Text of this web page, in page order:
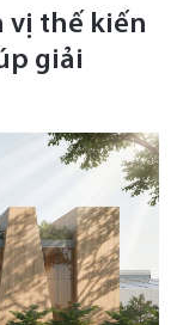
vị thế kiến
giải